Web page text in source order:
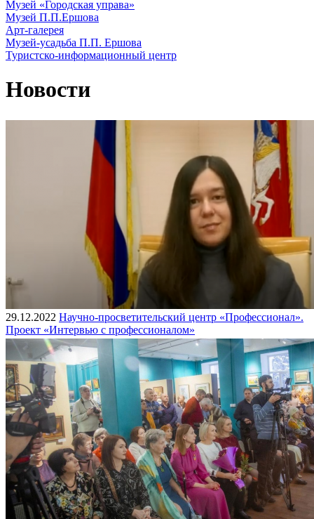
Музей «Городская управа»
Музей П.П.Ершова
Арт-галерея
Музей-усадьба П.П. Ершова
Туристско-информационный центр
Новости
29.12.2022 Научно-просветительский центр «Профессионал».
Проект «Интервью с профессионалом»